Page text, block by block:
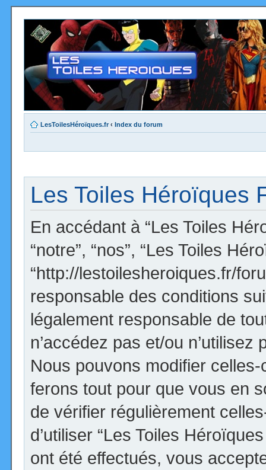
LesToilesHéroïques.fr ‹ Index du forum
Les Toiles Héroïques
En accédant à “Les Toiles
“notre”, “nos”, “Les Toiles
“http://lestoilesheroiques.fr/
responsable des conditions
légalement responsable de
n’accédez pas et/ou n’utilisez
Nous pouvons modifier
ferons tout pour que vous en
de vérifier régulièrement
d’utiliser “Les Toiles
ont été effectués, vous